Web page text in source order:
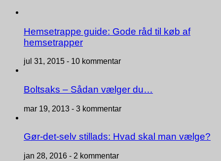
Hemsetrappe guide: Gode råd til køb af
hemsetrapper
jul 31, 2015 - 10 kommentar
Boltsaks – Sådan vælger du…
mar 19, 2013 - 3 kommentar
Gør-det-selv stillads: Hvad skal man vælge?
jan 28, 2016 - 2 kommentar